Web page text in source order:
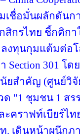
เชื่อมั่นผลักดันก
สิกรไทย ชี้กติก
ลงทุนกุมแต้มต่อ
Section 301 โ
ยสำคัญ (ศูนย์วิจั
"1 ชุมชน 1 สร
คราฟท์เบียร์ไท
. เดินหน้าผนึกภ